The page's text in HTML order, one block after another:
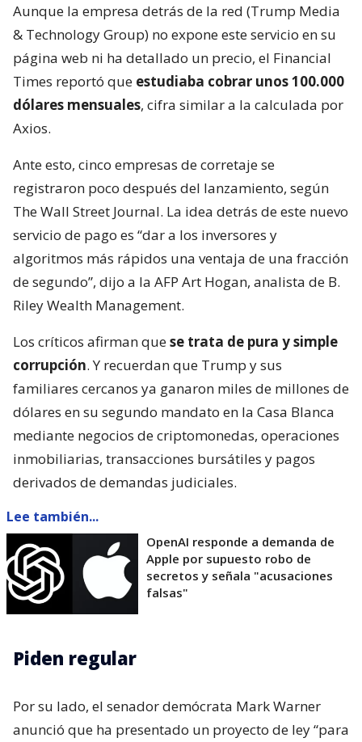
Aunque la empresa detrás de la red (Trump Media
& Technology Group) no expone este servicio en su
página web ni ha detallado un precio, el Financial
Times reportó que estudiaba cobrar unos 100.000
dólares mensuales, cifra similar a la calculada por
Axios.
Ante esto, cinco empresas de corretaje se
registraron poco después del lanzamiento, según
The Wall Street Journal. La idea detrás de este nuevo
servicio de pago es “dar a los inversores y
algoritmos más rápidos una ventaja de una fracción
de segundo”, dijo a la AFP Art Hogan, analista de B.
Riley Wealth Management.
Los críticos afirman quese trata de pura y simple
corrupción. Y recuerdan que Trump y sus
familiares cercanos ya ganaron miles de millones de
dólares en su segundo mandato en la Casa Blanca
mediante negocios de criptomonedas, operaciones
inmobiliarias, transacciones bursátiles y pagos
derivados de demandas judiciales.
Lee también...
OpenAI responde a demanda de
Apple por supuesto robo de
secretos y señala "acusaciones
falsas"
Piden regular
Por su lado, el senador demócrata Mark Warner
anunció que ha presentado un proyecto de ley “para